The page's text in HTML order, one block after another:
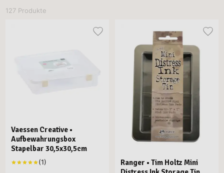
127 Produkte
Vaessen Creative •
Aufbewahrungsbox
Stapelbar 30,5x30,5cm
Ranger • Tim Holtz Mini